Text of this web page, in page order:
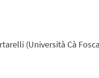
(Università Cà